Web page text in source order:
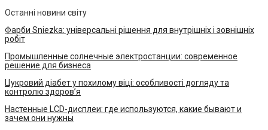
Останні новини світу
Фарби Sniezka: універсальні рішення для внутрішніх і зовнішніх
робіт
Промышленные солнечные электростанции: современное
решение для бизнеса
Цукровий діабет у похилому віці: особливості догляду та
контролю здоров’я
Настенные LCD-дисплеи: где используются, какие бывают и
зачем они нужны